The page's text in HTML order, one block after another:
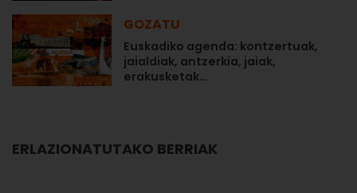
GOZATU
Euskadiko agenda: kontzertuak,
jaialdiak, antzerkia, jaiak,
erakusketak…
ERLAZIONATUTAKO BERRIAK